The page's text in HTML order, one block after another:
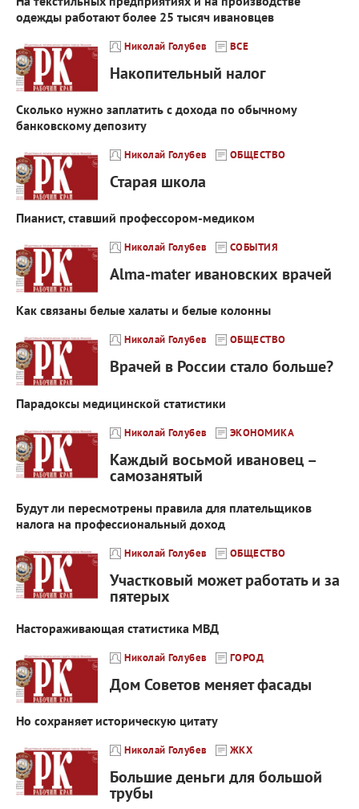
одежды работают более 25 тысяч ивановцев
Николай Голубев ВСЕ
Накопительный налог
Сколько нужно заплатить с дохода по обычному
банковскому депозиту
Николай Голубев ОБЩЕСТВО
Старая школа
Пианист, ставший профессором-медиком
Николай Голубев СОБЫТИЯ
Alma-mater ивановских врачей
Как связаны белые халаты и белые колонны
Николай Голубев ОБЩЕСТВО
Врачей в России стало больше?
Парадоксы медицинской статистики
Николай Голубев ЭКОНОМИКА
Каждый восьмой ивановец –
самозанятый
Будут ли пересмотрены правила для плательщиков
налога на профессиональный доход
Николай Голубев ОБЩЕСТВО
Участковый может работать и за
пятерых
Настораживающая статистика МВД
Николай Голубев ГОРОД
Дом Советов меняет фасады
Но сохраняет историческую цитату
Николай Голубев ЖКХ
Большие деньги для большой
трубы